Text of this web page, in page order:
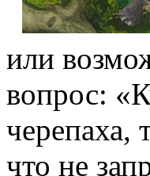
или
вопрос:
черепаха,
что не